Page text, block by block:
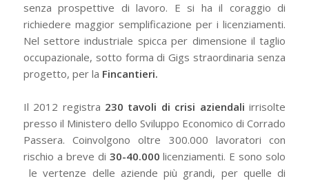
senza prospettive di lavoro. E si ha il coraggio di
richiedere maggior semplificazione per i licenziamenti.
Nel settore industriale spicca per dimensione il taglio
occupazionale, sotto forma di Gigs straordinaria senza
progetto, per la Fincantieri.
Il 2012 registra 230 tavoli di crisi aziendaliirrisolte
presso il Ministero dello Sviluppo Economico di Corrado
Passera. Coinvolgono oltre 300.000 lavoratori con
rischio a breve di 30-40.000licenziamenti. E sono solo
le vertenze delle aziende più grandi, per quelle di